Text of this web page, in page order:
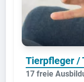
Tierpfleger /
17 freie